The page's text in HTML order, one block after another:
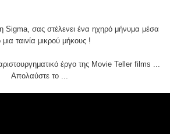
Sigma, σας στέλενει ένα ηχηρό μήνυμα μέσα
ταινία μικρού μήκους !
έργο της Movie Teller films ...
Απολαύστε το ...